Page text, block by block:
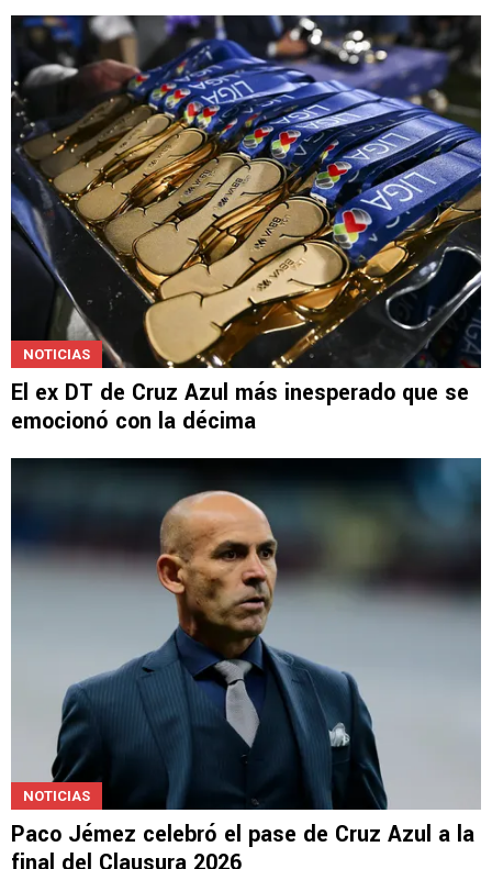
LEE TAMBIÉN
El ex DT de Cruz Azul más inesperado que se
emocionó con la décima